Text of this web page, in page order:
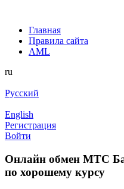
Главная
Правила сайта
AML
ru
Русский
English
Регистрация
Войти
Онлайн обмен МТС
по хорошему курсу